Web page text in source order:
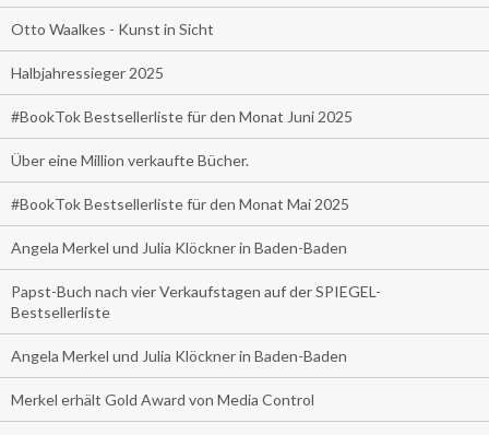
Otto Waalkes - Kunst in Sicht
Halbjahressieger 2025
#BookTok Bestsellerliste für den Monat Juni 2025
Über eine Million verkaufte Bücher.
#BookTok Bestsellerliste für den Monat Mai 2025
Angela Merkel und Julia Klöckner in Baden-Baden
Papst-Buch nach vier Verkaufstagen auf der SPIEGEL-
Bestsellerliste
Angela Merkel und Julia Klöckner in Baden-Baden
Merkel erhält Gold Award von Media Control